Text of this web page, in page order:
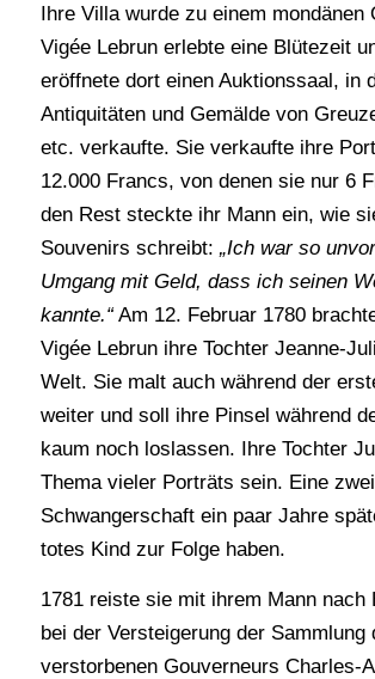
Ihre Villa wurde zu einem mondänen
Vigée Lebrun erlebte eine Blütezeit
eröffnete dort einen Auktionssaal, in
Antiquitäten und Gemälde von
etc. verkaufte. Sie verkaufte ihre
12.000 Francs, von denen sie nur 6
den Rest steckte ihr Mann ein, wie
Souvenirs schreibt: „Ich war so
Umgang mit Geld, dass ich seinen
kannte.“Am 12. Februar 1780
Vigée Lebrun ihre Tochter Jeanne-
Welt. Sie malt auch während der
weiter und soll ihre Pinsel während
kaum noch loslassen. Ihre Tochter
Thema vieler Porträts sein. Eine
Schwangerschaft ein paar Jahre
totes Kind zur Folge haben.
1781 reiste sie mit ihrem Mann nach
bei der Versteigerung der Sammlung
verstorbenen Gouverneurs Charles-